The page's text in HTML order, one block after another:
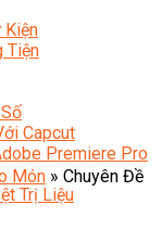
Kiện
Tiện
Capcut
Premiere Pro
Trị Liệu
Món » Chuyên Đề